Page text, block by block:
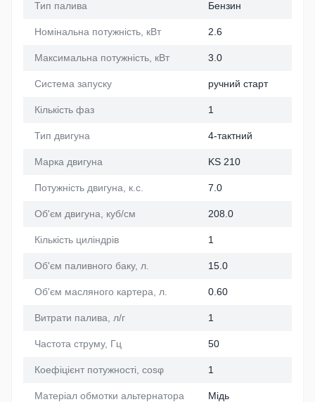
Тип палива Бензин
Номінальна потужність, кВт 2.6
Максимальна потужність, кВт 3.0
Система запуску ручний старт
Кількість фаз 1
Тип двигуна 4-тактний
Марка двигуна KS 210
Потужність двигуна, к.с. 7.0
Об'єм двигуна, куб/см 208.0
Кількість циліндрів 1
Об'єм паливного баку, л. 15.0
Об'єм масляного картера, л. 0.60
Витрати палива, л/г 1
Частота струму, Гц 50
Коефіцієнт потужності, cosφ 1
Матеріал обмотки альтернатора Мідь